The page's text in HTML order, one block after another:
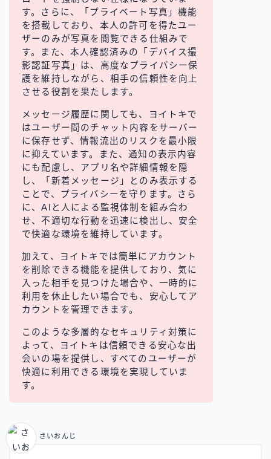
す。さらに、「プライベート写真」機能
を搭載しており、本人の許可を得たユー
ザーのみが写真を閲覧できる仕組みで
す。また、本人確認済みの「デバイス撮
影認証写真」は、高度なプライバシー保
護を維持しながら、相手の信頼性を向上
させる役割を果たします。
メッセージ履歴に関しても、ヨイトキで
はユーザー間のチャット内容をサーバー
に保存せず、情報流出のリスクを最小限
に抑えています。また、通知の表示内容
にも配慮し、アプリ名や詳細情報を隠
し、「新着メッセージ」とのみ表示する
ことで、プライバシーを守ります。さら
に、AIと人による監視体制を組み合わ
せ、不適切な行動を迅速に検出し、安全
で快適な環境を維持しています。
加えて、ヨイトキでは簡単にアカウント
を削除できる機能を提供しており、気に
入った相手を見つけた場合や、一時的に
利用を休止したい場合でも、安心してア
カウントを管理できます。
このような多層的なセキュリティ対策に
よって、ヨイトキは信頼できる安心な出
会いの場を提供し、すべてのユーザーが
快適に利用できる環境を実現していま
す。
さいおんじ